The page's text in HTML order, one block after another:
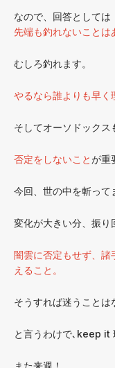
なので、回答としては
先端も釣れないことは
むしろ釣れます。
やるなら誰よりも早く
そしてオーソドックス
否定をしないことが重
今回、世の中を斬って
変化が大きい分、振り
闇雲に否定もせず、諸
えること。
そうすれば迷うことは
と言うわけで､keep it
また来週！